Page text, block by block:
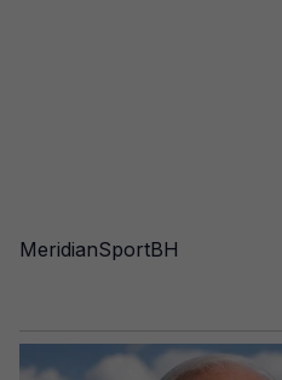
MeridianSportBH